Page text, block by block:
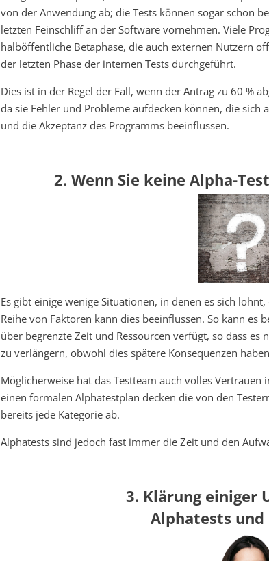
von der Anwendung ab; die Tests können sogar schon
letzten Feinschliff an der Software vornehmen. Viele
halböffentliche Betaphase, die auch externen Nutzern
der letzten Phase der internen Tests durchgeführt.
Dies ist in der Regel der Fall, wenn der Antrag zu 60 %
da sie Fehler und Probleme aufdecken können, die sich
und die Akzeptanz des Programms beeinflussen.
2. Wenn Sie keine Alpha-
Es gibt einige wenige Situationen, in denen es sich
Reihe von Faktoren kann dies beeinflussen. So kann es
über begrenzte Zeit und Ressourcen verfügt, so dass es
zu verlängern, obwohl dies spätere Konsequenzen
Möglicherweise hat das Testteam auch volles
einen formalen Alphatestplan decken die von den
bereits jede Kategorie ab.
Alphatests sind jedoch fast immer die Zeit und den
3. Klärung einiger
Alphatests